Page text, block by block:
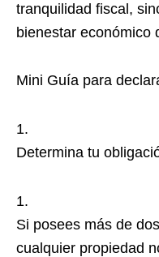
tranquilidad fiscal,
bienestar económico
Mini Guía para
Determina tu
Si posees más de
cualquier propiedad